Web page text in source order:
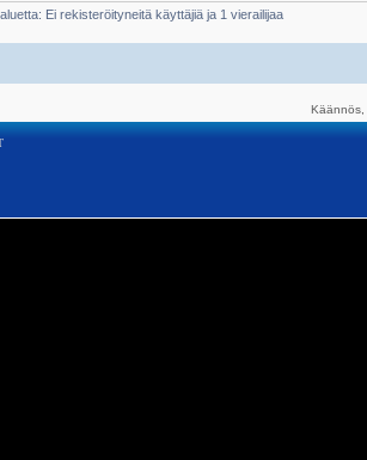
Ei rekisteröityneitä käyttäjiä ja 1 vierailijaa